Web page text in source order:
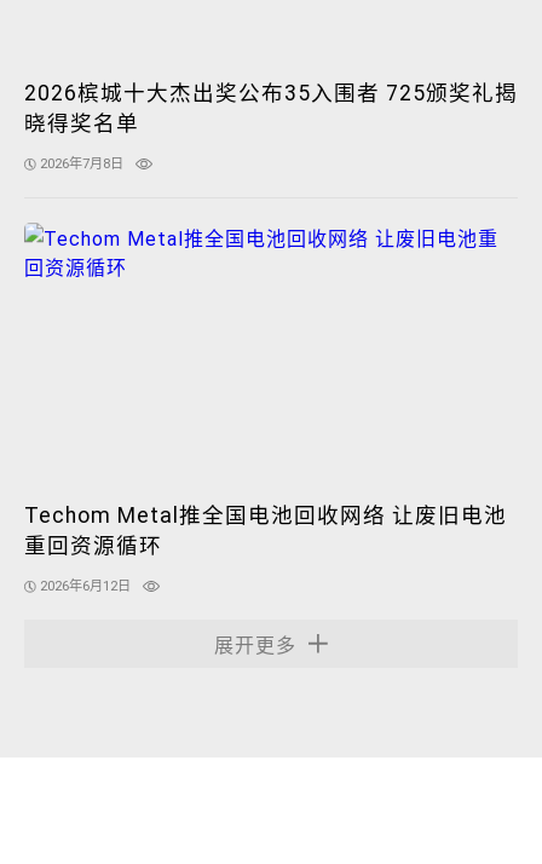
2026槟城十大杰出奖公布35入围者 725颁奖礼揭
晓得奖名单
2026年7月8日
Techom Metal推全国电池回收网络 让废旧电池
重回资源循环
2026年6月12日
展开更多